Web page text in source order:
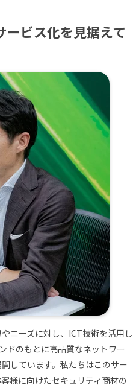
ービス化を見据えて
ニーズに対し、ICT技術を活用し
ドのもとに高品質なネットワー
しています。私たちはこのサー
様に向けたセキュリティ商材の